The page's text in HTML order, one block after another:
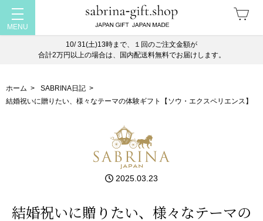
10/ 31(土)13時まで、１回のご注文金額が
合計2万円以上の場合は、国内配送料無料でお届けします。
ホーム > SABRINA日記 >
結婚祝いに贈りたい、様々なテーマの体験ギフト【ソウ・エクスペリエンス】
2025.03.23
結婚祝いに贈りたい、様々なテーマの